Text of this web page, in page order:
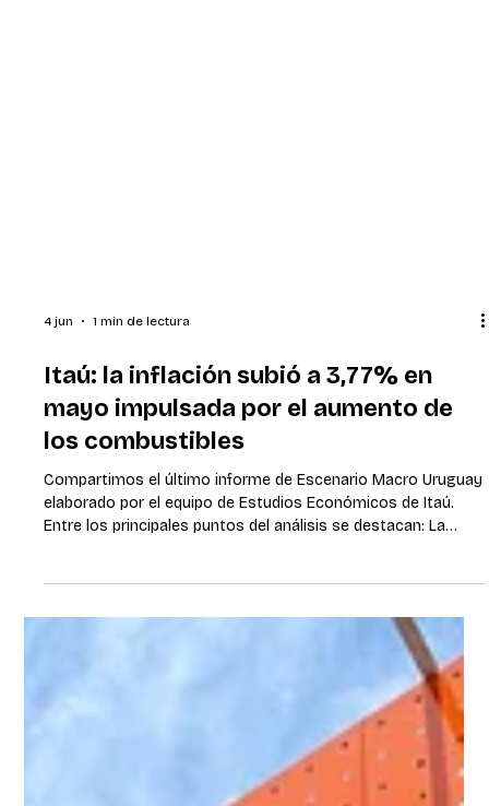
Itaú: la inflación subió a 3,77% en
los combustibles
Compartimos el último informe de Escenario Macro Uruguay
elaborado por el equipo de Estudios Económicos de Itaú.
Entre los principales puntos del análisis se destacan: La
inflación aumentó a 3,77% interanual en mayo, impulsada
principalmente por el ajuste de los precios de los
combustibles. Itaú mantiene su proyección de crecimiento
del PIB en 1,2% para 2026, tras una expansión estimada de
1,8% en 2025. El banco proyecta una inflación de 4,9% al